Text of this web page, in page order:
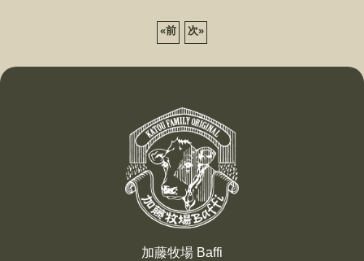
«前 次»
加藤牧場 Baffi